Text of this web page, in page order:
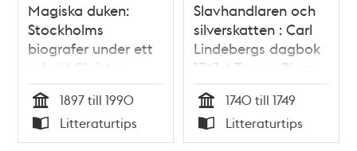
Magiska duken:
Stockholms
biografer under ett
sekel / Christer
Jörgensen
Tid
1897 till 1990
Typ
Litteraturtips
Slavhandlaren och
silverskatten : Carl
Lindebergs dagbok
1743 / Tomas Blom
Tid
1740 till 1749
Typ
Litteraturtips